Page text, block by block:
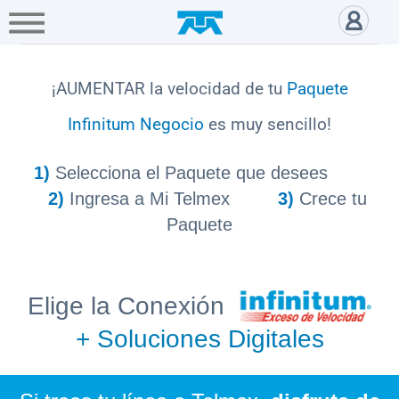
Hogar Empresa Gamers
A+
Cobertura
línea
¡AUMENTAR la velocidad de tu Paquete
Infinitum Negocio es muy sencillo!
1) Selecciona el Paquete que desees
2) Ingresa a Mi Telmex 3) Crece tu
Paquete
Elige la Conexión
+ Soluciones Digitales